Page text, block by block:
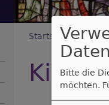
Startseite
Bitte die
möchten.